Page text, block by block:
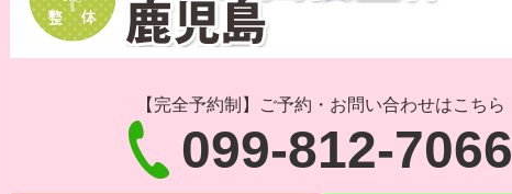
【完全予約制】ご予約・お問い合わせはこちら
099-812-7066